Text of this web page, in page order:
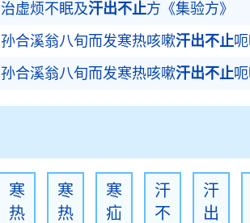
治虚烦不眠及汗出不止方《集验方》
孙合溪翁八旬而发寒热咳嗽汗出不止
孙合溪翁八旬而发寒热咳嗽汗出不止
寒
热
寒
热
寒
疝
汗
不
汗
出